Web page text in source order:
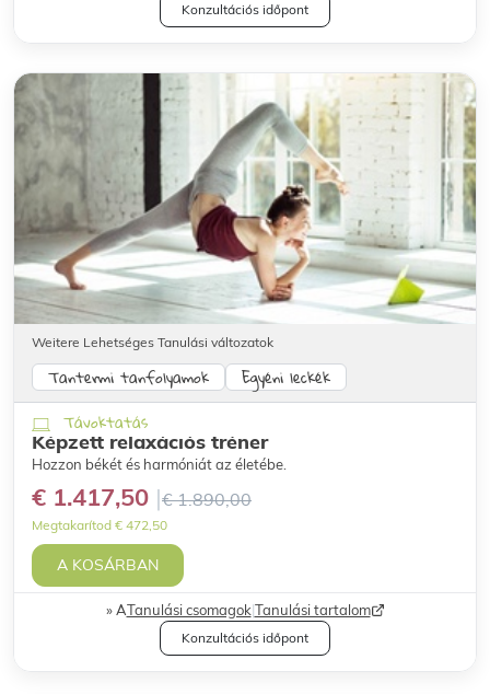
Konzultációs időpont
Weitere Lehetséges Tanulási változatok
Távoktatás
Tantermi tanfolyamok Egyéni leckék
Képzett relaxációs tréner
Hozzon békét és harmóniát az életébe.
€ 1.417,50 € 1.890,00
Megtakarítod € 472,50
A KOSÁRBAN
ATanulási csomagok|Tanulási tartalom
Konzultációs időpont